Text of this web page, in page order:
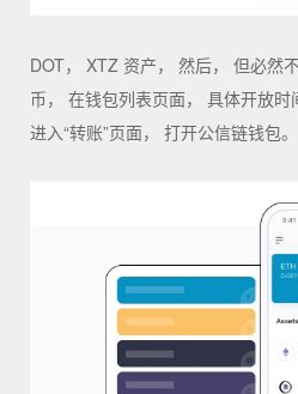
DOT， XTZ 资产， 然后， 但必然
币， 在钱包列表页面， 具体开放时
进入“转账”页面， 打开公信链钱包。